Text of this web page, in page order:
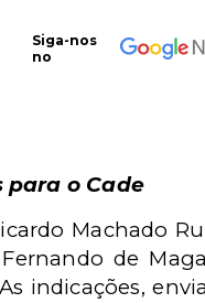
Siga-nos
no
para o Cade
Machado
de
indicações,